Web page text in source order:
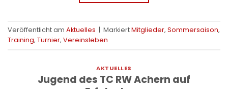
Veröffentlicht am Aktuelles | MarkiertMitglieder, Sommersaison,
Training, Turnier, Vereinsleben
AKTUELLES
Jugend des TC RW Achern auf